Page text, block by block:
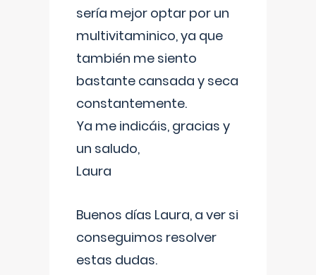
sería mejor optar por un
multivitaminico, ya que
también me siento
bastante cansada y seca
constantemente.
Ya me indicáis, gracias y
un saludo,
Laura
Buenos días Laura, a ver si
conseguimos resolver
estas dudas.